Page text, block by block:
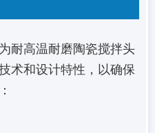
耐高温耐磨陶瓷搅拌头
术和设计特性，以确保